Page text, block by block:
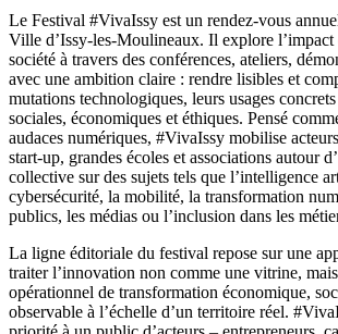
Le Festival #VivaIssy est un rendez-vous
Ville d’Issy-les-Moulineaux. Il explore l’impact
société à travers des conférences, ateliers,
avec une ambition claire : rendre lisibles et
mutations technologiques, leurs usages
sociales, économiques et éthiques. Pensé
audaces numériques, #VivaIssy mobilise
start-up, grandes écoles et associations autour
collective sur des sujets tels que l’intelligence
cybersécurité, la mobilité, la transformation
publics, les médias ou l’inclusion dans les
La ligne éditoriale du festival repose sur une
traiter l’innovation non comme une vitrine,
opérationnel de transformation économique,
observable à l’échelle d’un territoire réel.